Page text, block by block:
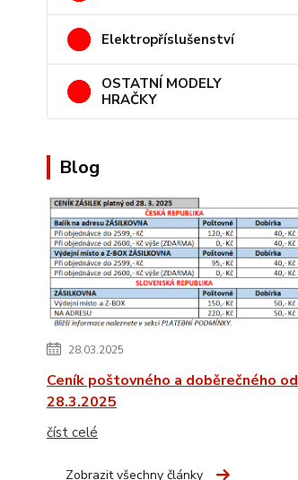
Elektropříslušenství
OSTATNÍ MODELY
HRAČKY
Blog
28.03.2025
Ceník poštovného a doběrečného od
28.3.2025
číst celé
Zobrazit všechny články